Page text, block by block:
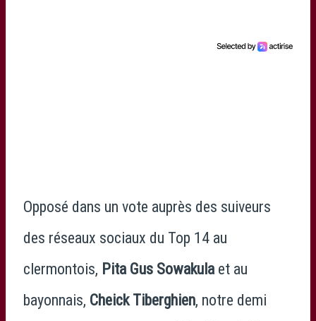
Opposé dans un vote auprès des suiveurs
des réseaux sociaux du Top 14 au
clermontois, Pita Gus Sowakula et au
bayonnais, Cheick Tiberghien, notre demi